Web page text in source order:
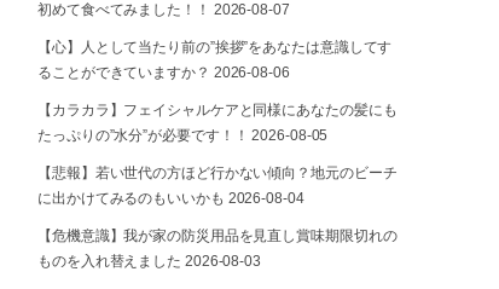
初めて食べてみました！！ 2026-08-07
【心】人として当たり前の”挨拶”をあなたは意識してす
ることができていますか？ 2026-08-06
【カラカラ】フェイシャルケアと同様にあなたの髪にも
たっぷりの”水分”が必要です！！ 2026-08-05
【悲報】若い世代の方ほど行かない傾向？地元のビーチ
に出かけてみるのもいいかも 2026-08-04
【危機意識】我が家の防災用品を見直し賞味期限切れの
ものを入れ替えました 2026-08-03